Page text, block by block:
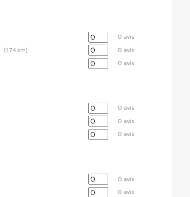
0 avis
(1.74 km) 0 avis
0 avis
0 avis
0 avis
0 avis
0 avis
0 avis